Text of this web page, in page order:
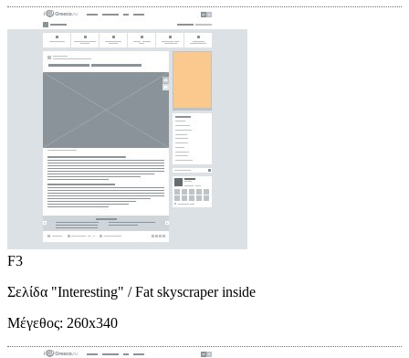
F3
Σελίδα "Interesting" / Fat skyscraper inside
Μέγεθος: 260x340